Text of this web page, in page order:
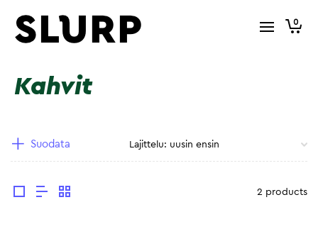
0
Kahvit
Suodata
2 products